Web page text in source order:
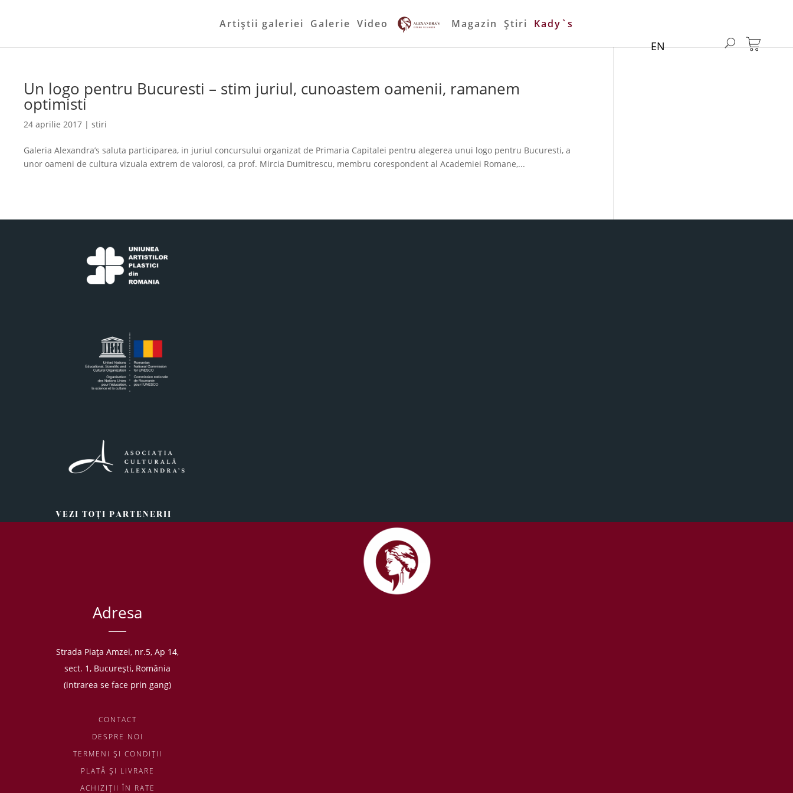
Artiştii galeriei Galerie Video Magazin Ştiri Kady`s
EN
Un logo pentru Bucuresti – stim juriul, cunoastem oamenii, ramanem
optimisti
24 aprilie 2017 |stiri
Galeria Alexandra’s saluta participarea, in juriul concursului organizat de Primaria Capitalei pentru alegerea unui logo pentru Bucuresti, a
unor oameni de cultura vizuala extrem de valorosi, ca prof. Mircia Dumitrescu, membru corespondent al Academiei Romane,...
VEZI TOŢI PARTENERII
Adresa
Strada Piaţa Amzei, nr.5, Ap 14,
sect. 1, Bucureşti, România
(intrarea se face prin gang)
CONTACT
DESPRE NOI
TERMENI ŞI CONDIŢII
PLATĂ ŞI LIVRARE
ACHIZIŢII ÎN RATE